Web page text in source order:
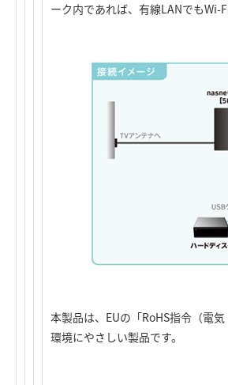
ーク内であれば、有線LANでもWi-
本製品は、EUの「RoHS指令（電
環境にやさしい製品です。